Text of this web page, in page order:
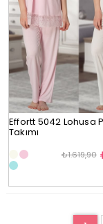
Effortt 5042 Lohusa
Takımı
₺1.619,90